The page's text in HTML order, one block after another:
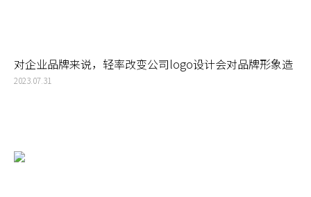
对企业品牌来说，轻率改变公司logo设计会对品牌形象造
成伤害和损失
2023.07.31